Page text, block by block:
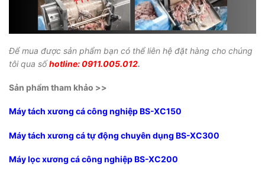
Để mua được sản phẩm bạn có thể liên hệ đặt hàng cho chúng
tôi qua sốhotline: 0911.005.012.
Sản phẩm tham khảo >>
Máy tách xương cá công nghiệp BS-XC150
Máy tách xương cá tự động chuyên dụng BS-XC300
Máy lọc xương cá công nghiệp BS-XC200